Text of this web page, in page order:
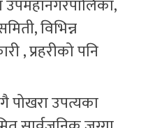
विभिन्न
, प्रहरीको पनि
पोखरा उपत्यका